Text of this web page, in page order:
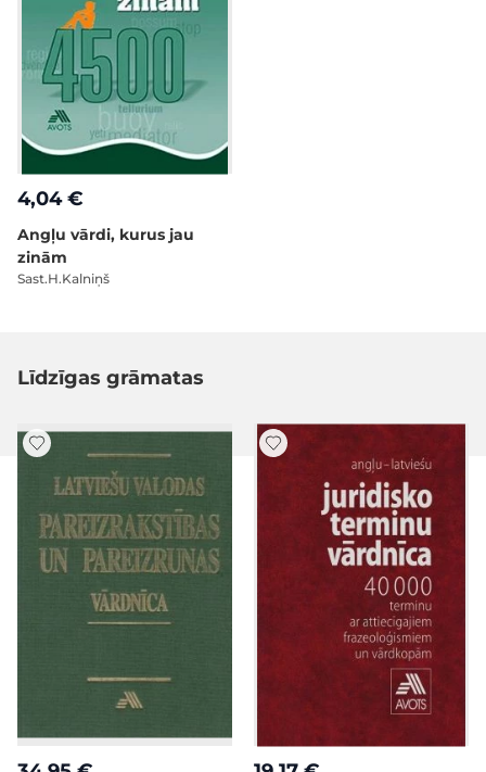
4,04 €
Angļu vārdi, kurus jau
zinām
Sast.H.Kalniņš
Līdzīgas grāmatas